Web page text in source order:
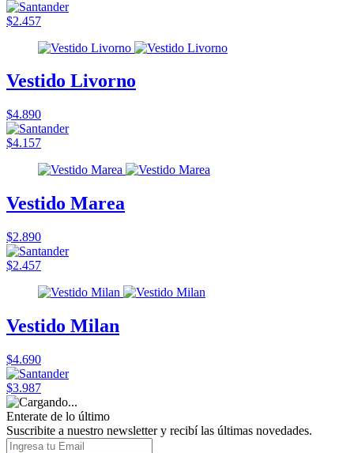
$2.457
Vestido Livorno
$4.890
$4.157
Vestido Marea
$2.890
$2.457
Vestido Milan
$4.690
$3.987
Enterate de lo último
Suscribite a nuestro newsletter y recibí las últimas novedades.